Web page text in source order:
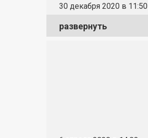
30 декабря 2020 в 11:50
развернуть